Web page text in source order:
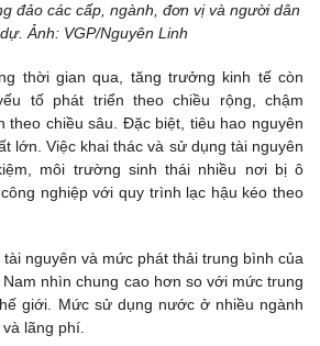
đảo các cấp, ngành, đơn vị và người dân
Ảnh: VGP/Nguyên Linh
thời gian qua, tăng trưởng kinh tế còn
tố phát triển theo chiều rộng, chậm
theo chiều sâu. Đặc biệt, tiêu hao nguyên
lớn. Việc khai thác và sử dụng tài nguyên
môi trường sinh thái nhiều nơi bị ô
nghiệp với quy trình lạc hậu kéo theo
nguyên và mức phát thải trung bình của
nhìn chung cao hơn so với mức trung
giới. Mức sử dụng nước ở nhiều ngành
lãng phí.